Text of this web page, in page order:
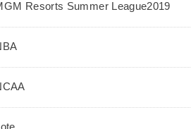
Resorts Summer League2019